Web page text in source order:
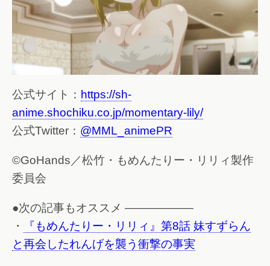
公式サイト： https://sh-
anime.shochiku.co.jp/momentary-lily/
公式Twitter： @MML_animePR
©GoHands／松竹・もめんたりー・リリィ製作
委員会
●次の記事もオススメ ——————
・
『もめんたりー・リリィ』第8話 妹すずらん
と再会したれんげを襲う衝撃の事実